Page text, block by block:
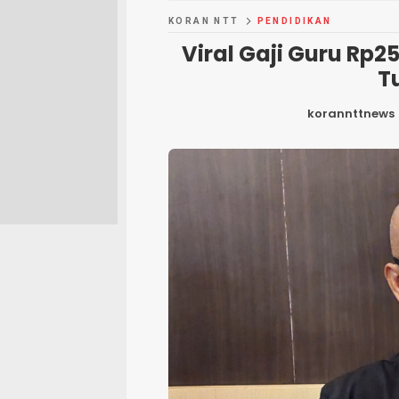
KORAN NTT PENDIDIKAN
Viral Gaji Guru
korannttnews